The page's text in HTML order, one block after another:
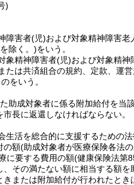
)
障害者(児)および対象精神障害
除く。)をいう。
象精神障害者(児)および対象精神
は共済組合の規約、定款、運
をいう。
助成対象者に係る附加給付を
長に返還しなければならない。
生活を総合的に支援するための
の額(助成対象者が医療保険各法
に要する費用の額(健康保険法第
その満たない額に相当する額を
または附加給付が行われたとき